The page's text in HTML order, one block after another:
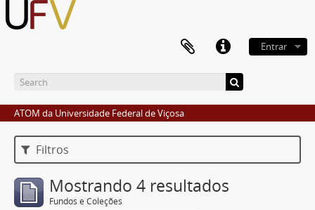
Entrar
ATOM da Universidade Federal de Viçosa
Filtros
Mostrando 4 resultados
Fundos e Coleções